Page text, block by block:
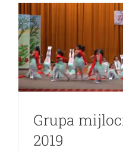
Grupa
2019